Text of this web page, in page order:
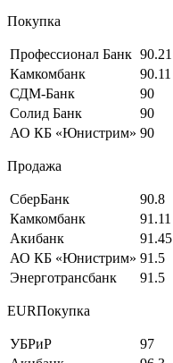
Покупка
Профессионал Банк 90.21
Камкомбанк
90.11
СДМ-Банк
90
Солид Банк
90
АО КБ «Юнистрим» 90
Продажа
СберБанк
90.8
Камкомбанк
91.11
Акибанк
91.45
АО КБ «Юнистрим» 91.5
Энерготрансбанк
91.5
EURПокупка
УБРиР
97